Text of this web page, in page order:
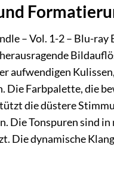
– Vol. 1-2 – Blu-
aufwendigen
Die Farbpalette, die
die düstere
Die Tonspuren sind
Die dynamische